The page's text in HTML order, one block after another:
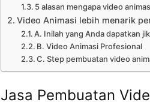
5 alasan mengapa video
Video Animasi lebih menarik
A. Inilah yang Anda dapatkan
B. Video Animasi Profesional
C. Step pembuatan video
Jasa Pembuatan